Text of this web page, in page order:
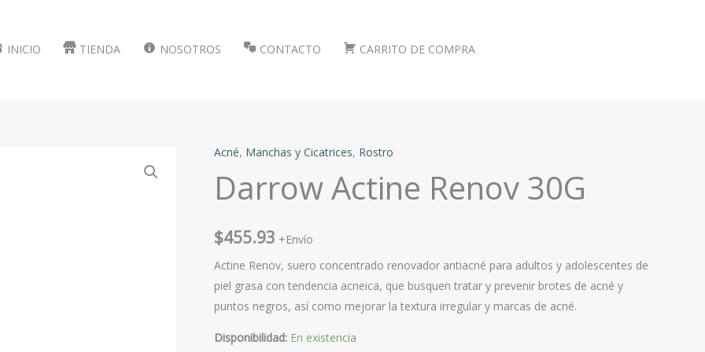
INICIO TIENDA NOSOTROS CONTACTO CARRITO DE COMPRA
Acné, Manchas y Cicatrices, Rostro
Darrow Actine Renov 30G
$455.93 +Envío
Actine Renov, suero concentrado renovador antiacné para adultos y adolescentes de
piel grasa con tendencia acneica, que busquen tratar y prevenir brotes de acné y
puntos negros​, así como mejorar la textura irregular​ y marcas de acné.
Disponibilidad: En existencia